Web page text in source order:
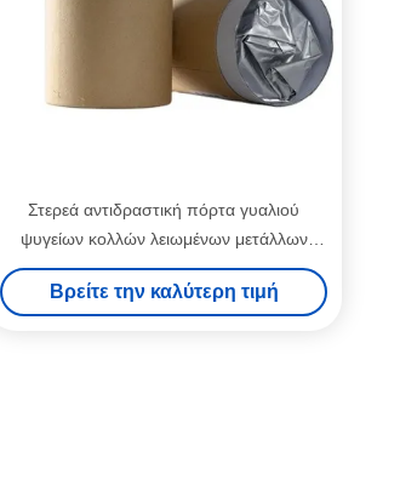
Στερεά αντιδραστική πόρτα γυαλιού
ψυγείων κολλών λειωμένων μετάλλων
πολυουρεθάνιου καυτή
Βρείτε την καλύτερη τιμή